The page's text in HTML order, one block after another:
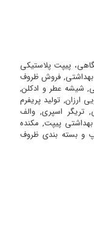
پیپت پلاستیکی
بهداشتی, فروش ظروف
شیشه عطر و ادکلن,
تولید پریفرم
تریگر اسپری, والف
پیپت, مکنده
و بسته بندی ظروف